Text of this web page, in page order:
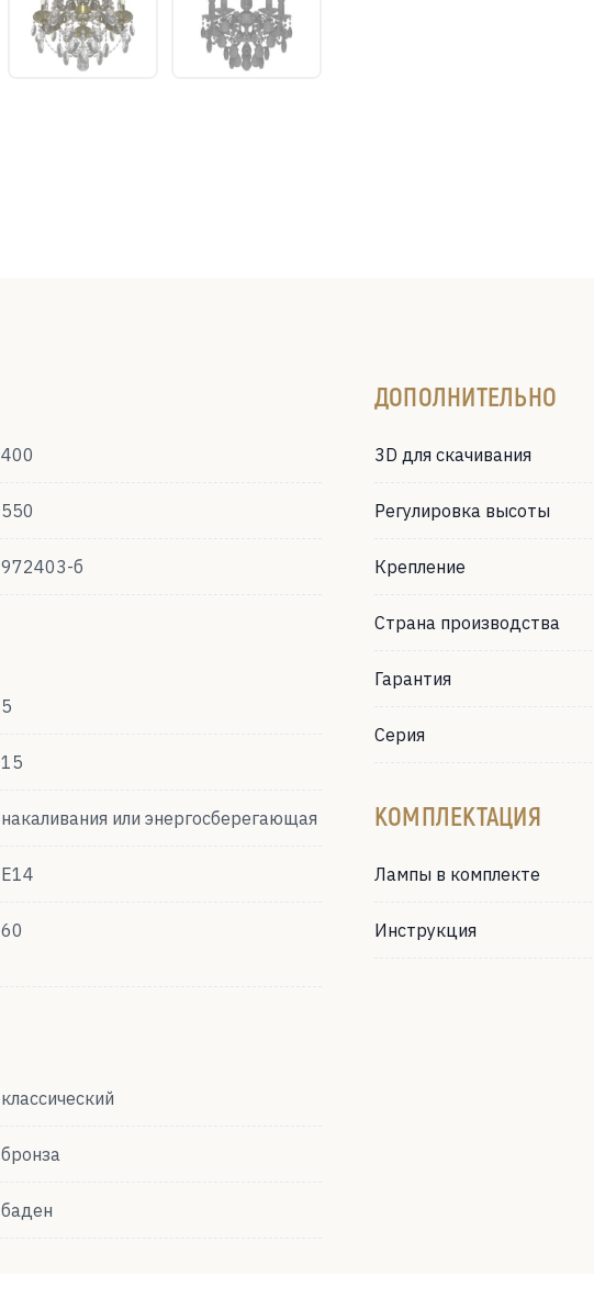
400
550
972403-б
5
15
накаливания или энергосберегающая
Е14
60
классический
бронза
баден
ДОПОЛНИТЕЛЬНО
3D для скачивания
Регулировка высоты
Крепление
Страна производства
Гарантия
Серия
КОМПЛЕКТАЦИЯ
Лампы в комплекте
Инструкция